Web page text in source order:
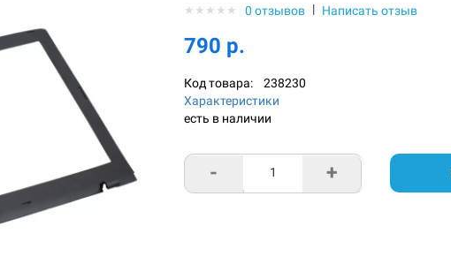
★ ★ ★ ★ ★ 0 отзывов | Написать отзыв
790 р.
Код товара: 238230
Характеристики
есть в наличии
- +